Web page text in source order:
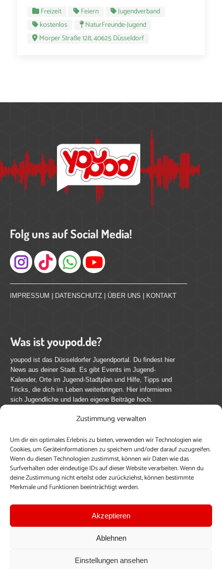
Zustimmung verwalten
Um dir ein optimales Erlebnis zu bieten, verwenden wir Technologien wie
Cookies, um Geräteinformationen zu speichern und/oder darauf zuzugreifen.
Wenn du diesen Technologien zustimmst, können wir Daten wie das
Surfverhalten oder eindeutige IDs auf dieser Website verarbeiten. Wenn du
deine Zustimmung nicht erteilst oder zurückziehst, können bestimmte
Merkmale und Funktionen beeinträchtigt werden.
Akzeptieren
Ablehnen
Einstellungen ansehen
Freizeit Feiern
Jugendverband
kostenlos
NaturFreunde-Jugend
Morper Straße 128, 40625 Düsseldorf
Folg uns auf Social Media!
Instagram
IMPRESSUM DATENSCHUTZ ÜBER UNS KONTAKT
Was ist youpod.de?
youpod ist das Düsseldorfer Jugendportal. Du findest hier
News aus deiner Stadt. Es gibt Events im Jugend-
Kalender, Orte im Jugend-Stadtplan und Hilfe, Tipps und
Tricks, die dich im Leben weiterbringen. Hier informieren
sich Jugendliche und laden eigene Beiträge hoch.
Mach mit bei youpod.de!
youpod.de lebt von Menschen wie dir. Sammel
journalistische Erfahrung, teile deine Perspektive und
veröffentliche deine Beiträge auf youpod.de.Du musst
dich anmelden, um alle Funktionen nutzen zu können, ein
Profil anzulegen, eigene Beiträge hochzuladen und zu
Einloggen